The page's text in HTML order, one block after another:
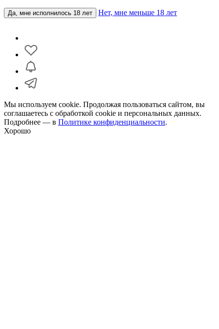
Да, мне исполнилось 18 лет Нет, мне меньше 18 лет
Мы используем cookie. Продолжая пользоваться сайтом, вы
соглашаетесь с обработкой cookie и персональных данных.
Подробнее — в Политике конфиденциальности.
Хорошо